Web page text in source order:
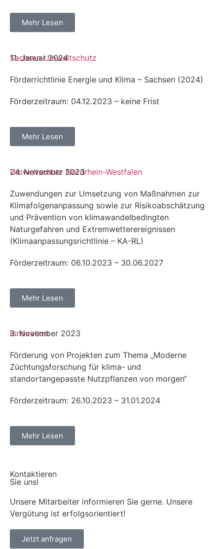
Mehr Lesen
Sachsen Umweltschutz
11. Januar 2024
Förderrichtlinie Energie und Klima – Sachsen (2024)
Förderzeitraum: 04.12.2023 – keine Frist
Mehr Lesen
Umweltschutz Nordrhein-Westfalen
24. November 2023
Zuwendungen zur Umsetzung von Maßnahmen zur
Klimafolgenanpassung sowie zur Risikoabschätzung
und Prävention von klimawandelbedingten
Naturgefahren und Extremwetterereignissen
(Klimaanpassungsrichtlinie – KA-RL)
Förderzeitraum: 06.10.2023 – 30.06.2027
Mehr Lesen
Innovation
3. November 2023
Förderung von Projekten zum Thema „Moderne
Züchtungsforschung für klima- und
standortangepasste Nutzpflanzen von morgen“
Förderzeitraum: 26.10.2023 – 31.01.2024
Mehr Lesen
Kontaktieren
Sie uns!
Unsere Mitarbeiter informieren Sie gerne. Unsere
Vergütung ist erfolgsorientiert!
Jetzt anfragen